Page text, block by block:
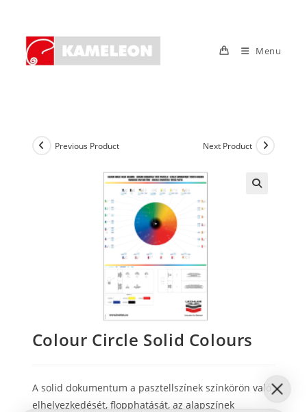
content
Menu
Previous Product Next Product
Colour Circle Solid Colours
A solid dokumentum a pasztellszínek színkörön való
elhelyezkedését, flopphatását, az alapszínek